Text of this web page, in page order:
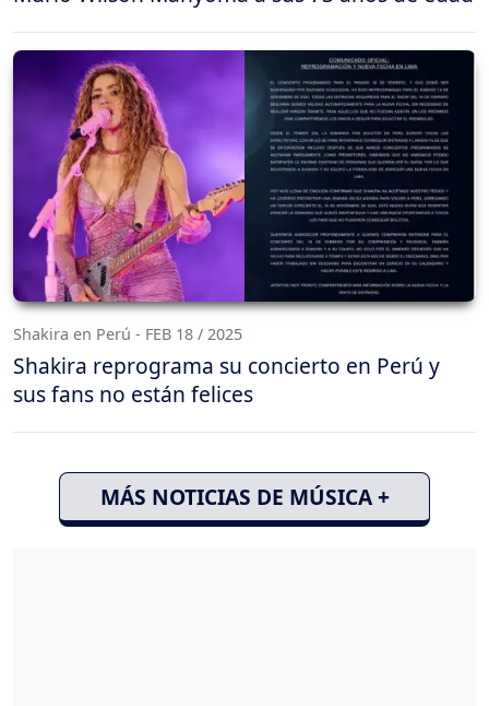
Shakira en Perú - FEB 18 / 2025
Shakira reprograma su concierto en Perú y
sus fans no están felices
MÁS NOTICIAS DE MÚSICA +